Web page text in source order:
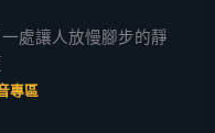
處讓人放慢腳步的靜
專區